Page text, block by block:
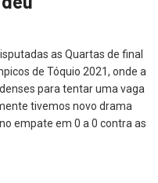
as Quartas de final
de Tóquio 2021, onde a
para tentar uma vaga
tivemos novo drama
empate em 0 a 0 contra as